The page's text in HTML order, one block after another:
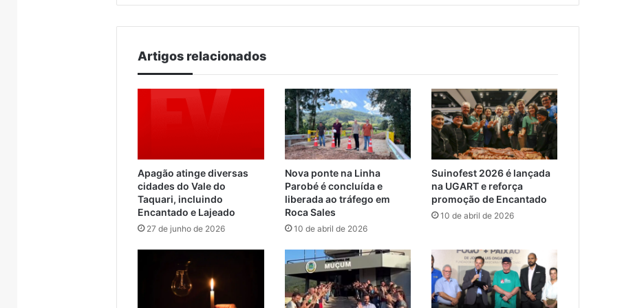
Artigos relacionados
Apagão atinge diversas
cidades do Vale do
Taquari, incluindo
Encantado e Lajeado
27 de junho de 2026
Nova ponte na Linha
Parobé é concluída e
liberada ao tráfego em
Roca Sales
10 de abril de 2026
Suinofest 2026 é lançada
na UGART e reforça
promoção de Encantado
10 de abril de 2026